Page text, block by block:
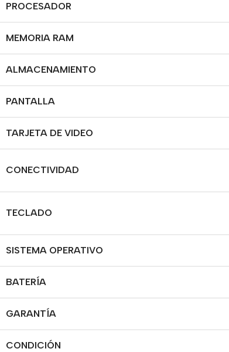
PROCESADOR
MEMORIA RAM
ALMACENAMIENTO
PANTALLA
TARJETA DE VIDEO
CONECTIVIDAD
TECLADO
SISTEMA OPERATIVO
BATERÍA
GARANTÍA
CONDICIÓN